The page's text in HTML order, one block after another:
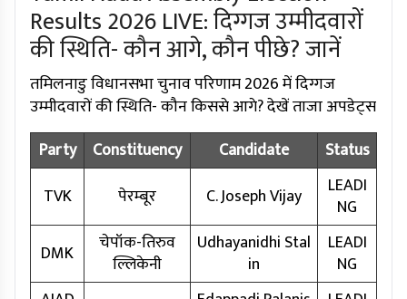
Results 2026 LIVE: दिग्गज उम्मीदवारों
की स्थिति- कौन आगे, कौन पीछे? जानें
तमिलनाडु विधानसभा चुनाव परिणाम 2026 में दिग्गज
उम्मीदवारों की स्थिति- कौन किससे आगे? देखें ताजा अपडेट्स
Party
Constituency Candidate
Status
TVK
पेरम्बूर C. Joseph Vijay
LEADI
NG
DMK
चेपॉक-तिरुव
ल्लिकेनी
Udhayanidhi Stal
in
LEADI
NG